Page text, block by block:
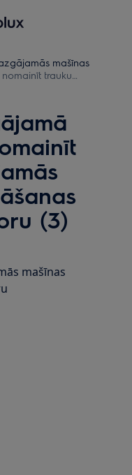
mašīnas
trauku
(3)
mašīnas